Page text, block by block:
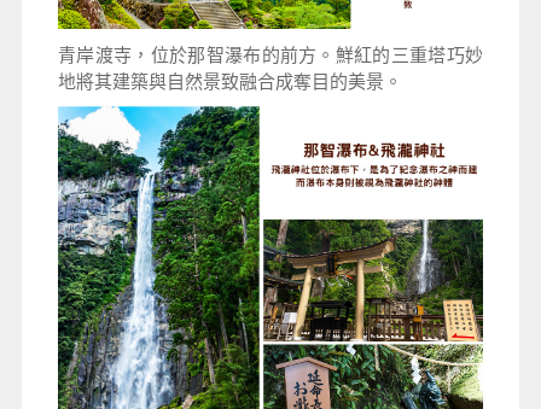
青岸渡寺，位於那智瀑布的前方。鮮紅的三重塔巧妙
地將其建築與自然景致融合成奪目的美景。